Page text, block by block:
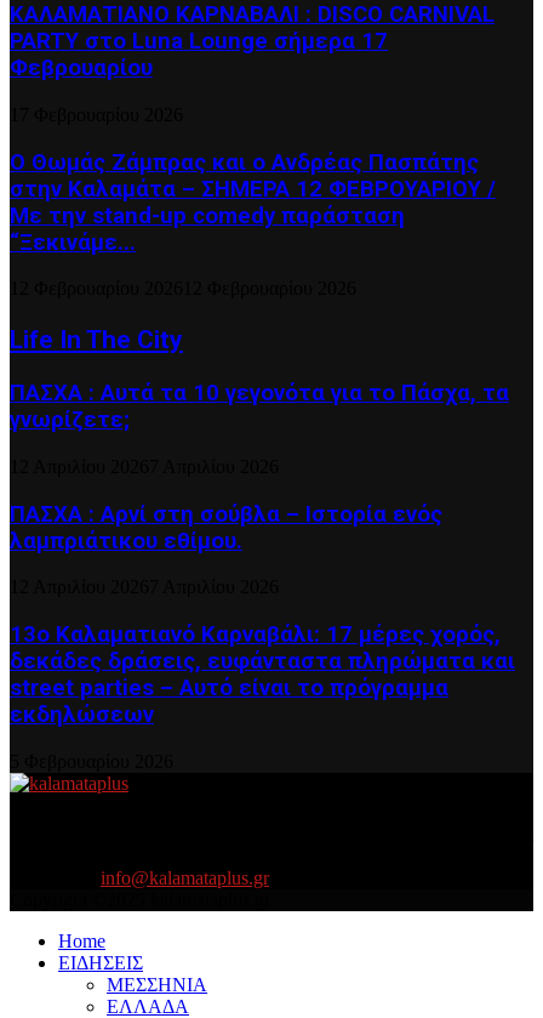
ΚΑΛΑΜΑΤΙΑΝΟ ΚΑΡΝΑΒΑΛΙ : DISCO CARNIVAL
PARTY στο Luna Lounge σήμερα 17
Φεβρουαρίου
Ο Θωμάς Ζάμπρας και ο Ανδρέας Πασπάτης
στην Καλαμάτα – ΣΗΜΕΡΑ 12 ΦΕΒΡΟΥΑΡΙΟΥ /
Με την stand-up comedy παράσταση
“Ξεκινάμε...
Life In The City
ΠΑΣΧΑ : Αυτά τα 10 γεγονότα για το Πάσχα, τα
γνωρίζετε;
ΠΑΣΧΑ : Αρνί στη σούβλα – Ιστορία ενός
λαμπριάτικου εθίμου.
13ο Καλαματιανό Καρναβάλι: 17 μέρες χορός,
δεκάδες δράσεις, ευφάνταστα πληρώματα και
street parties – Αυτό είναι το πρόγραμμα
εκδηλώσεων
info@kalamataplus.gr
Home
ΕΙΔΗΣΕΙΣ
ΜΕΣΣΗΝΙΑ
ΕΛΛΑΔΑ